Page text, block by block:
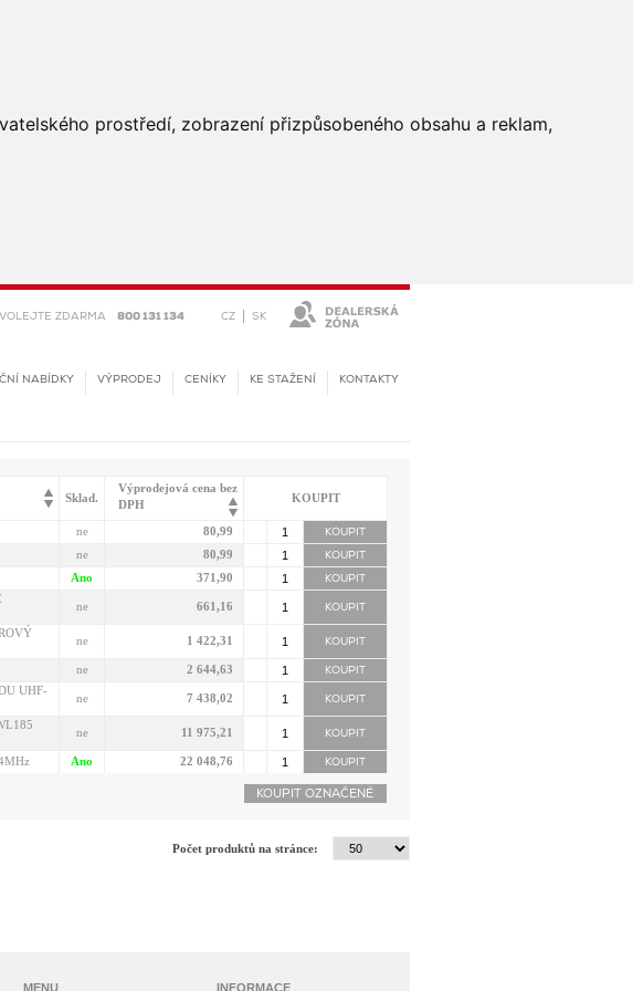
prostředí, zobrazení přizpůsobeného obsahu a reklam,
VOLEJTE ZDARMA 800 131 134 CZ SK
Sklad.
Výprodejová cena bez
DPH
KOUPIT
ne
80,99
ne
80,99
Ano 371,90
ne 661,16
ne 1 422,31
ne 2 644,63
UHF-
ne 7 438,02
ne 11 975,21
Ano 22 048,76
Počet produktů na stránce:
KONTAKTY
KE STAŽENÍ
CENÍKY
VÝPRODEJ
NABÍDKY
MENU INFORMACE